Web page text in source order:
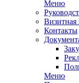
Меню
Визитная
Контакты
Меню